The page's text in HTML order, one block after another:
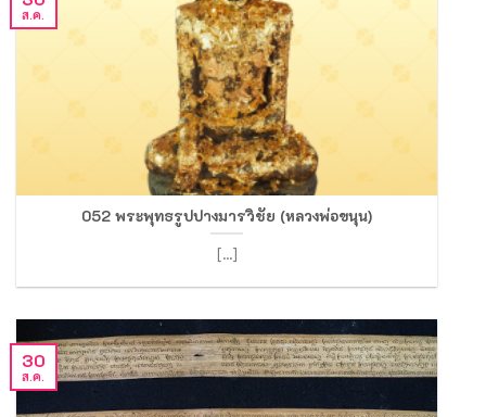
052 พระพุทธรูปปางมารวิชัย (หลวงพ่อขนุน)
[...]
ส.ค.
30
ส.ค.